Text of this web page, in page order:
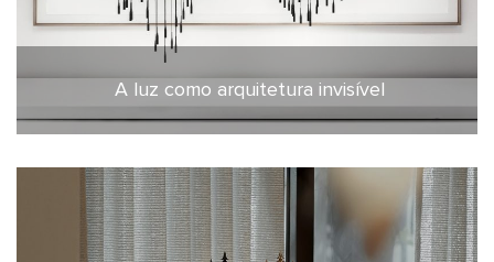
18 de junho de 2026
A luz como arquitetura invisível